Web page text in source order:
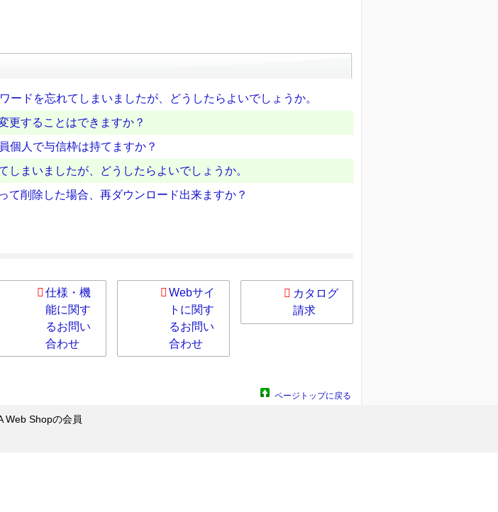
ードを忘れてしまいましたが、どうしたらよいでしょうか。
更することはできますか？
個人で与信枠は持てますか？
しまいましたが、どうしたらよいでしょうか。
て削除した場合、再ダウンロード出来ますか？
仕様・機
能に関す
るお問い
合わせ
Webサイ
トに関す
るお問い
合わせ
カタログ
請求
ページトップに戻る
Web Shopの会員